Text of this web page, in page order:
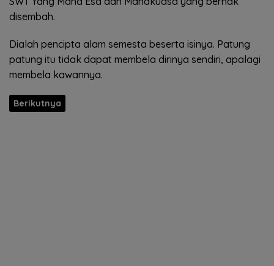
disembah.
Dialah pencipta alam semesta beserta isinya. Patung
patung itu tidak dapat membela dirinya sendiri, apalagi
membela kawannya.
Berikutnya